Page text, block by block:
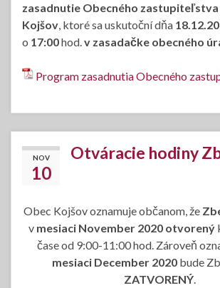
zasadnutie Obecného
Kojšov, ktoré sa uskutoční dňa
o 17:00hod.v zasadačke obecného
Program zasadnutia Obecného
NOV
10
Otváracie hodiny
Obec Kojšov oznamuje občanom, že
v mesiaci November 2020 otvorený
čase od 9:00-11:00 hod. Zároveň
mesiaci December 2020 bude
ZATVORENÝ.